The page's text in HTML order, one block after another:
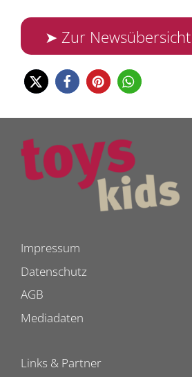
➤ Zur Newsübersicht
Impressum
Datenschutz
AGB
Mediadaten
Links & Partner